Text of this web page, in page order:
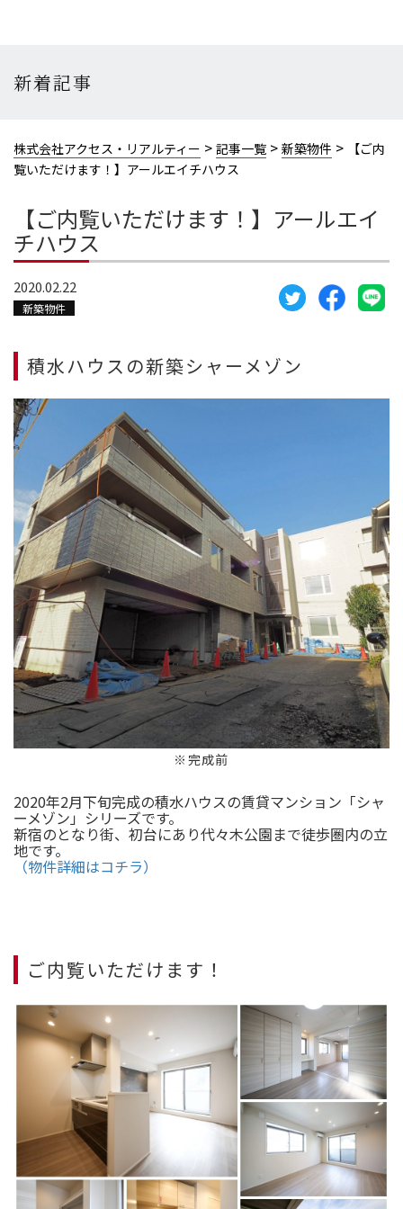
新着記事
株式会社アクセス・リアルティー > 記事一覧 > 新築物件 >
【ご内
覧いただけます！】アールエイチハウス
【ご内覧いただけます！】アールエイ
チハウス
2020.02.22
新築物件
積水ハウスの新築シャーメゾン
※完成前
2020年2月下旬完成の積水ハウスの賃貸マンション「シャ
ーメゾン」シリーズです。
新宿のとなり街、初台にあり代々木公園まで徒歩圏内の立
地です。
（物件詳細はコチラ）
ご内覧いただけます！